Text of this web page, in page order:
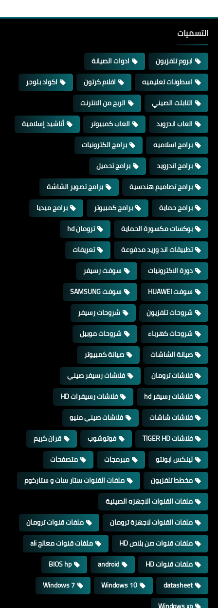
التسميات
ابروم تلفزيون
ادوات الصيانة
اسطونات تعليميه
افلام كرتون
اكواد بلوجر
التابلت الصيني
الربح من الانترنت
العاب اندرويد
العاب كمبيوتر
أناشيد إسلامية
برامج اسلاميه
برامج الكترونيات
برامج اندرويد
برامج تحميل
برامج تصاميم هندسية
برامج تصوير الشاشة
برامج حماية
برامج كمبيوتر
برامج ميديا
بوكسات مكسورة الحماية
ترومان hd
تطبيقات اند وريد مدفوعة
تعريفات
دورة الاكترونيات
سوفت رسيفر
سوفت HUAWEI
سوفت SAMSUNG
شروحات تلفزيون
شروحات رسيفر
شروحات كهرباء
شروحات موبيل
صيانة الشاشات
صيانة كمبيوتر
فلاشات ترومان
فلاشات رسيفر صيني
فلاشات رسيفر hd
فلاشات رسيفرات HD
فلاشات شاشات
فلاشات صيني منيو
فلاشات TIGER HD
فوتوشوب
قران كريم
لينكس ابونتو
مبرمجات
متصفحات
مخطط تلفزيون
ملفات القنوات ستار سات و ستاركوم
ملفات القنوات الاجهزه الصينية
ملفات القنوات لاجهزة ترومان
ملفات قنوات ترومان
ملفات قنوات صن بلاص HD
ملفات قنوات معالج ali
ملفات قنوات HD
android
BIOS hp
datasheet
Windows 10
Windows 7